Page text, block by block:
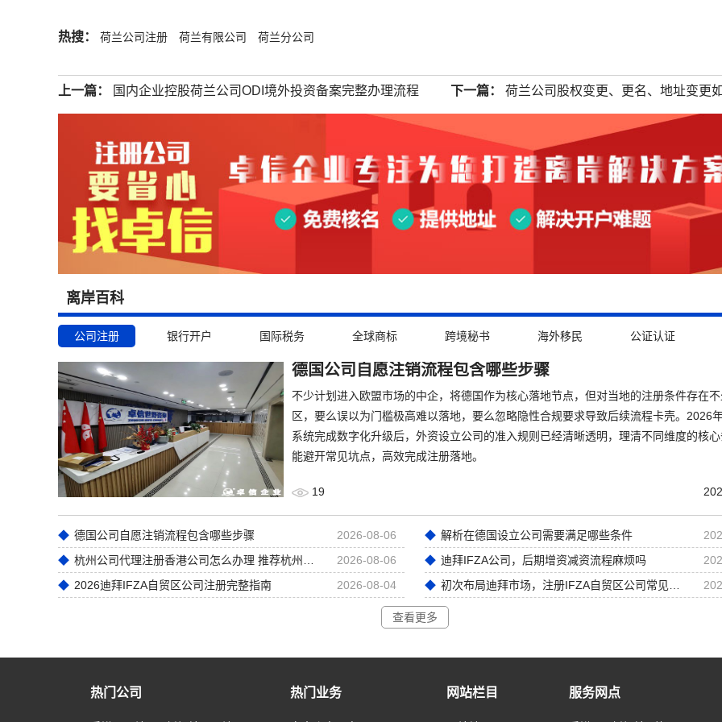
热搜： 荷兰公司注册 荷兰有限公司 荷兰分公司
上一篇： 国内企业控股荷兰公司ODI境外投资备案完整办理流程 下一篇： 荷兰公司股权变更、更名、地址变更
离岸百科
公司注册 银行开户 国际税务 全球商标 跨境秘书 海外移民 公证认证
德国公司自愿注销流程包含哪些步骤
不少计划进入欧盟市场的中企，将德国作为核心落地节点，但对当地的注册条件存在
区，要么误以为门槛极高难以落地，要么忽略隐性合规要求导致后续流程卡壳。2026
系统完成数字化升级后，外资设立公司的准入规则已经清晰透明，理清不同维度的核
能避开常见坑点，高效完成注册落地。
19
德国公司自愿注销流程包含哪些步骤 2026-08-06 解析在德国设立公司需要满足哪些条件
2026-08-06 迪拜IFZA公司，后期增资减资流程麻烦吗
2026迪拜IFZA自贸区公司注册完整指南
2026-08-04
查看更多
热门公司 热门业务 网站栏目 服务网点